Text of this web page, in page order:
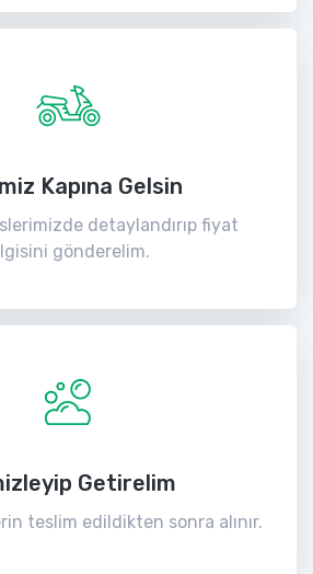
Kapına Gelsin
detaylandırıp fiyat
gönderelim.
Getirelim
teslim edildikten sonra alınır.